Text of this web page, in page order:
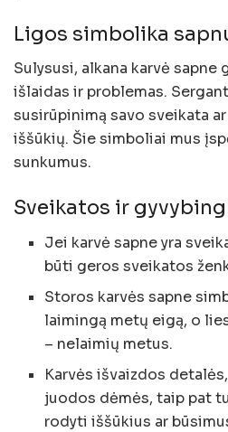
Ligos simbolika
Sulysusi, alkana karvė
išlaidas ir problemas.
susirūpinimą savo sveikata
iššūkių. Šie simboliai mus
sunkumus.
Sveikatos ir
Jei karvė sapne yra
būti geros sveikatos
Storos karvės sapne
laimingą metų eigą, o
– nelaimių metus.
Karvės išvaizdos
juodos dėmės, taip pat
rodyti iššūkius ar